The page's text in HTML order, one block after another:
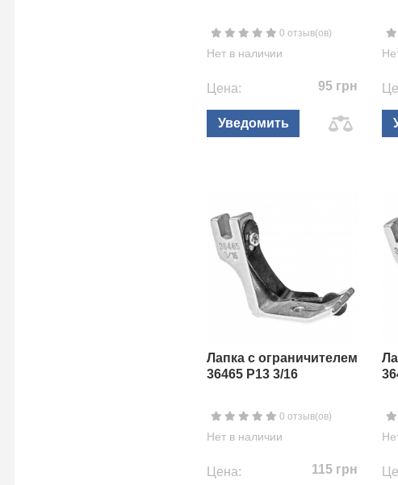
0 отзыв(ов)
Нет в наличии
Цена: 95 грн
Уведомить
Лапка с ограничителем
36465 P13 3/16
0 отзыв(ов)
Нет в наличии
Цена: 115 грн